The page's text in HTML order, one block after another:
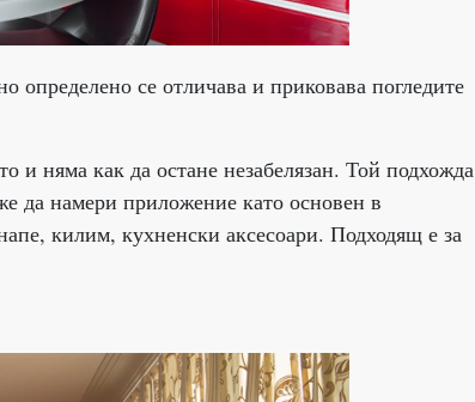
определено се отличава и приковава погледите
и няма как да остане незабелязан. Той подхожда
да намери приложение като основен в
килим, кухненски аксесоари. Подходящ е за